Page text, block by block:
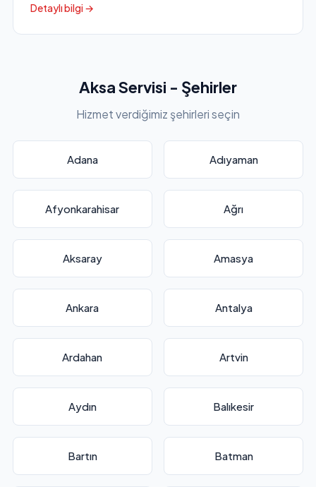
Detaylı bilgi →
Aksa Servisi - Şehirler
Hizmet verdiğimiz şehirleri seçin
Adana Adıyaman
Afyonkarahisar Ağrı
Aksaray Amasya
Ankara Antalya
Ardahan Artvin
Aydın Balıkesir
Bartın Batman